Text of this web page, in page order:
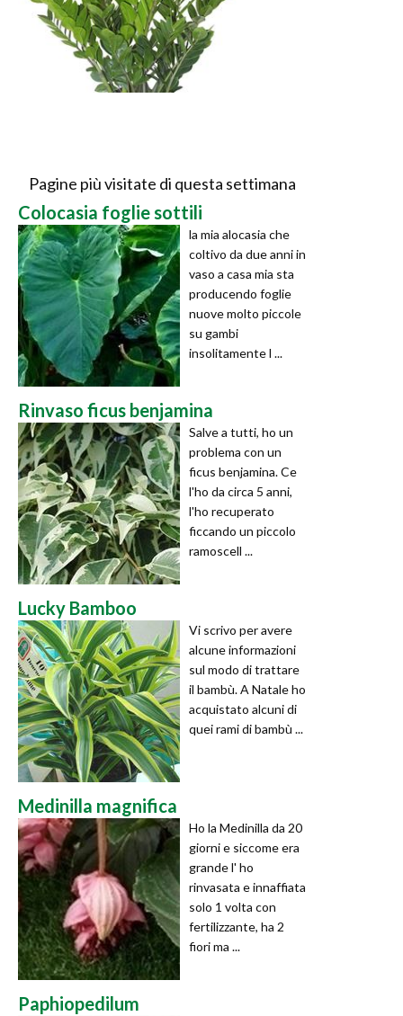
Pagine più visitate di questa settimana
Colocasia foglie sottili
la mia alocasia che
coltivo da due anni in
vaso a casa mia sta
producendo foglie
nuove molto piccole
su gambi
insolitamente l ...
Rinvaso ficus benjamina
Salve a tutti, ho un
problema con un
ficus benjamina. Ce
l'ho da circa 5 anni,
l'ho recuperato
ficcando un piccolo
ramoscell ...
Lucky Bamboo
Vi scrivo per avere
alcune informazioni
sul modo di trattare
il bambù. A Natale ho
acquistato alcuni di
quei rami di bambù ...
Medinilla magnifica
Ho la Medinilla da 20
giorni e siccome era
grande l' ho
rinvasata e innaffiata
solo 1 volta con
fertilizzante, ha 2
fiori ma ...
Paphiopedilum